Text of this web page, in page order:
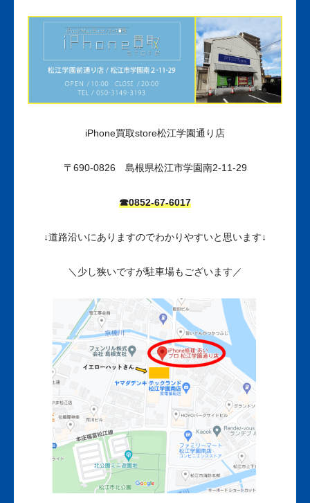
iPhone買取store松江学園通り店
〒690-0826 島根県松江市学園南2-11-29
☎0852-67-6017
↓道路沿いにありますのでわかりやすいと思います↓
＼少し狭いですが駐車場もございます／